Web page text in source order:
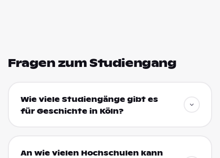
Fragen zum Studiengang
Wie viele Studiengänge gibt es
für Geschichte in Köln?
An wie vielen Hochschulen kann